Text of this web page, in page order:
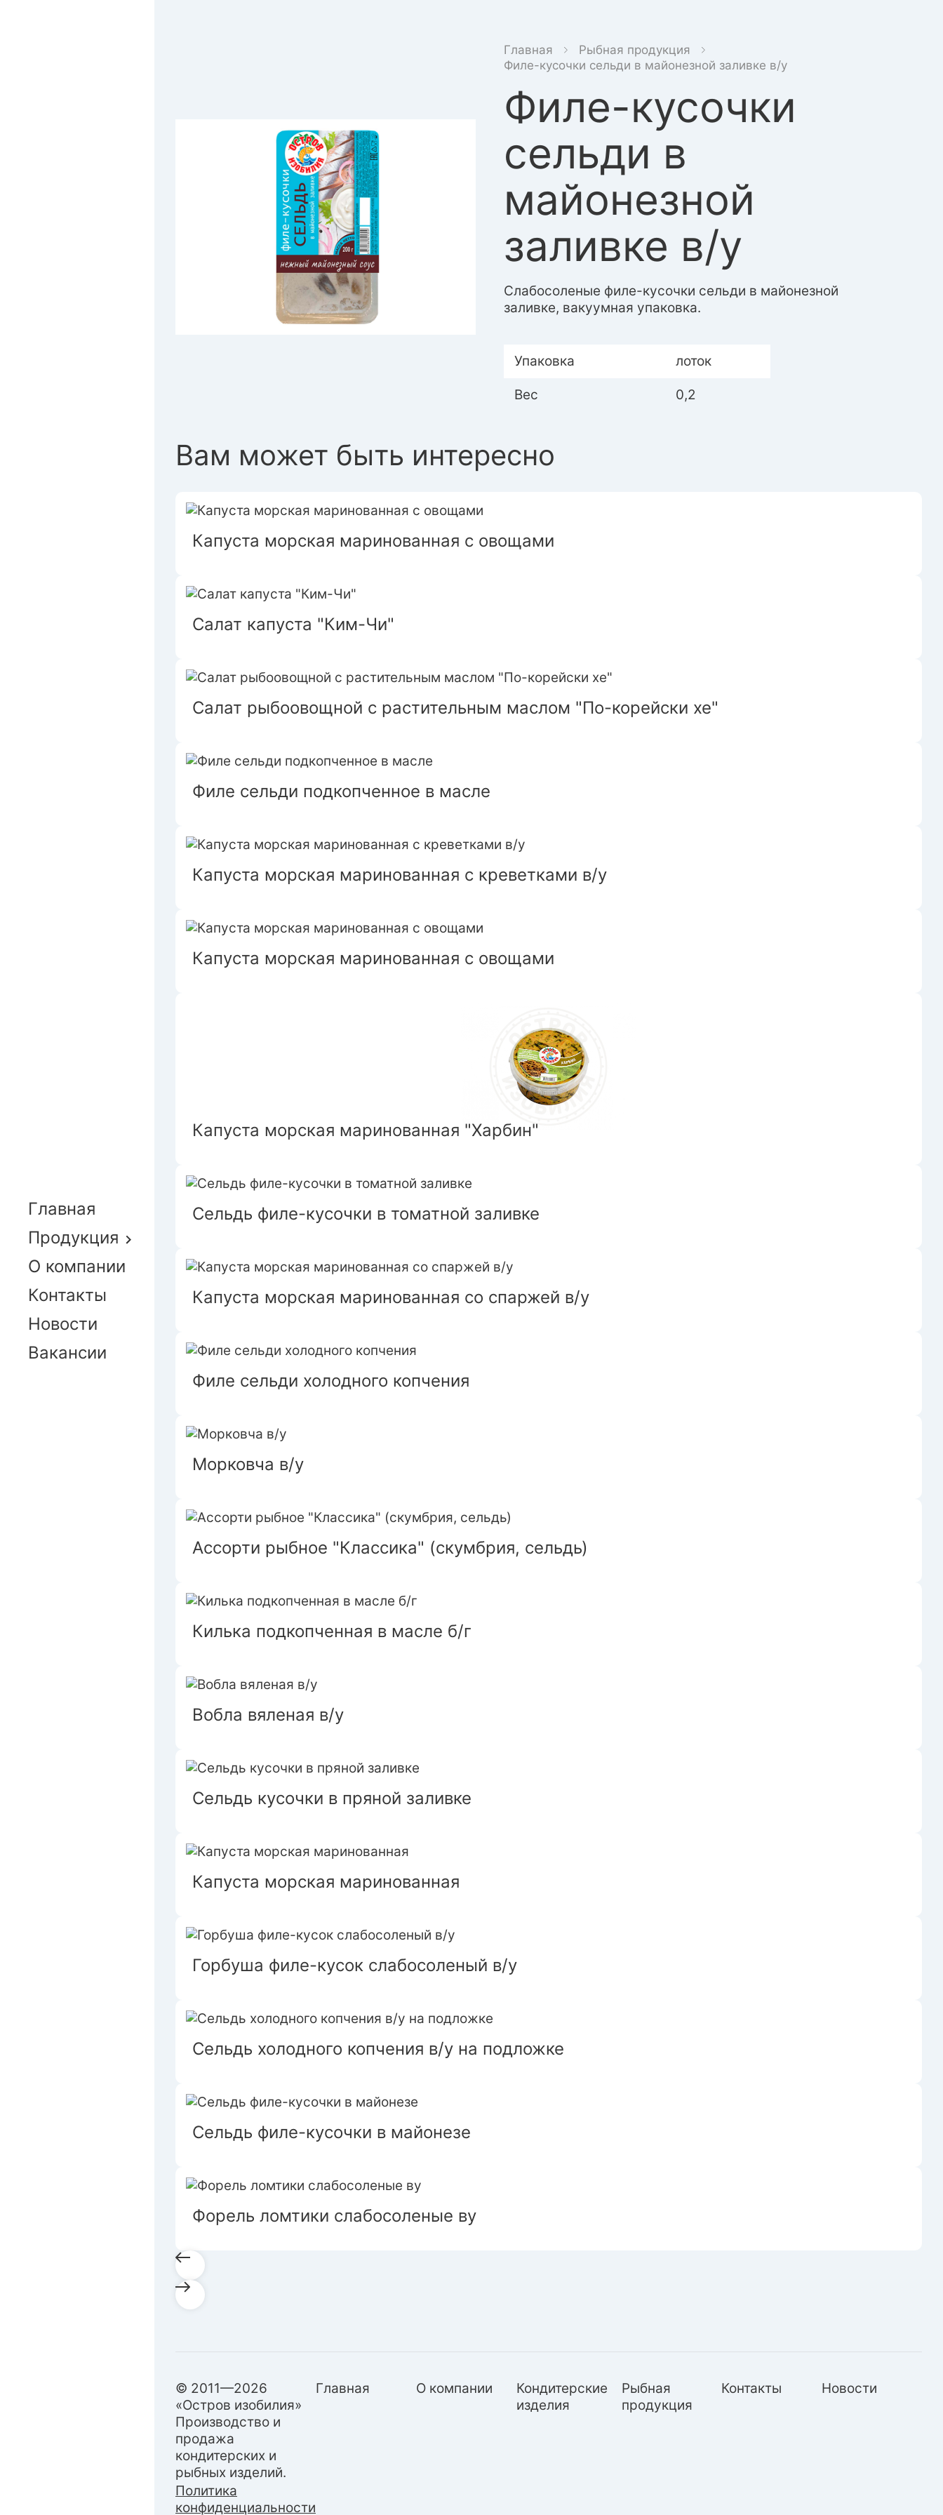
Главная
Продукция
О компании
Контакты
Новости
Вакансии
Главная
Рыбная продукция
Филе-кусочки сельди в майонезной заливке в/у
Филе-кусочки
сельди в
майонезной
заливке в/у
Слабосоленые филе-кусочки сельди в майонезной
заливке, вакуумная упаковка.
Упаковка лоток
Вес 0,2
Вам может быть интересно
Капуста морская маринованная с овощами
Салат капуста "Ким-Чи"
Салат рыбоовощной с растительным маслом "По-корейски хе"
Филе сельди подкопченное в масле
Капуста морская маринованная с креветками в/у
Капуста морская маринованная с овощами
Капуста морская маринованная "Харбин"
Сельдь филе-кусочки в томатной заливке
Капуста морская маринованная со спаржей в/у
Филе сельди холодного копчения
Морковча в/у
Ассорти рыбное "Классика" (скумбрия, сельдь)
Килька подкопченная в масле б/г
Вобла вяленая в/у
Сельдь кусочки в пряной заливке
Капуста морская маринованная
Горбуша филе-кусок слабосоленый в/у
Сельдь холодного копчения в/у на подложке
Сельдь филе-кусочки в майонезе
Форель ломтики слабосоленые ву
© 2011—2026
«Остров изобилия»
Производство и
продажа
кондитерских и
рыбных изделий.
Политика
конфиденциальности
Главная О компании
Кондитерские
изделия
Рыбная
продукция
Контакты Новости